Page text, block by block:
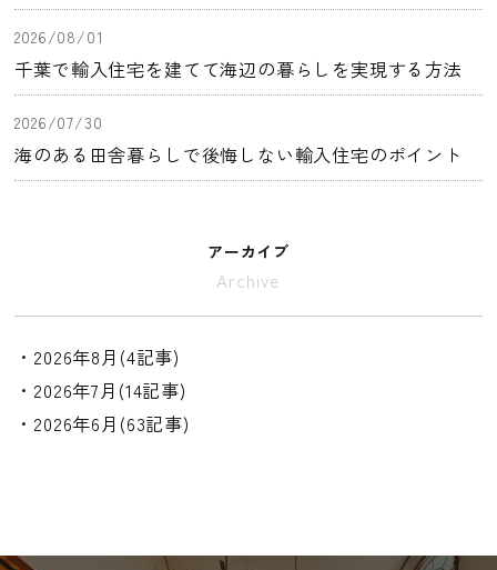
2026/08/01
千葉で輸入住宅を建てて海辺の暮らしを実現する方法
2026/07/30
海のある田舎暮らしで後悔しない輸入住宅のポイント
アーカイブ
Archive
・2026年8月(4記事)
・2026年7月(14記事)
・2026年6月(63記事)